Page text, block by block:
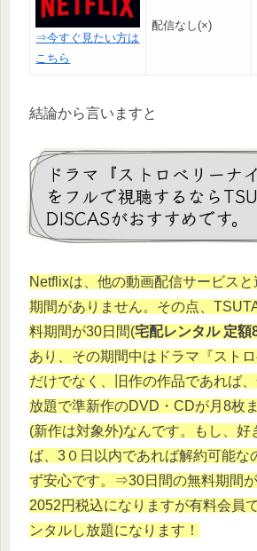
⇒今すぐ見たい方は
こちら
配信なし(×)
結論から言いますと
ドラマ『ストロベリーナ
をフルで視聴するなら
DISCASがおすすめです。
Netflixは、他の動画配信サービス
期間がありません。その点、
料期間が30日間(宅配レンタル 定額
あり、その期間中はドラマ『ストロ
だけでなく、旧作の作品であれば
放題で準新作のDVD・CDが月8枚
(新作は対象外)なんです。もし、好
ば、3０日以内であれば解約可能な
ず安心です。⇒30日間の無料期間
2052円税込になりますが有料会員
ンタルし放題になります！